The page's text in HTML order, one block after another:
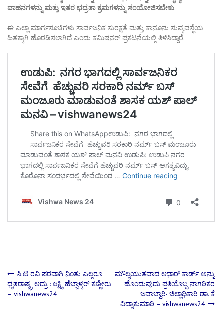
ವಾಹನಗಳನ್ನು ಮತ್ತು ಇತರ ಭದ್ರತಾ ಕ್ರಮಗಳನ್ನು ಸಂಯೋಜಿಸಬೇಕು.
ಈ ಎಲ್ಲಾ ಮಾರ್ಗಸೂಚಿಗಳು ಸಾರ್ವಜನಿಕ ಸುರಕ್ಷತೆ ಮತ್ತು ಕಾನೂನು ಸುವ್ಯವಸ್ಥೆಯ
ಹಿತಕ್ಕಾಗಿ ಹೊರಡಿಸಲಾಗಿದೆ ಎಂದು ಕಮಿಷನರ್ ಪ್ರಕಟನೆಯಲ್ಲಿ ತಿಳಿಸಿದ್ದಾರೆ.
Post
navigation
ಸಿ.ಟಿ ರವಿ ಪರವಾಗಿ ನಿಂತು ಎಲ್ಲರೂ
ಧೃತರಾಷ್ಟ್ರ ಆದ್ರು : ಲಕ್ಷ್ಮಿ ಹೆಬ್ಬಾಳ್ಕರ್‌ ಕಣ್ಣೀರು
– vishwanews24
ಮೌಲ್ಯಯುತವಾದ ಆಧಾರ್ ಕಾರ್ಡ್ ಅನ್ನು
ಹೊಂದುವುದು ಪ್ರತಿಯೊಬ್ಬ ನಾಗರಿಕರ
ಜವಾಬ್ದಾರಿ- ಜಿಲ್ಲಾಧಿಕಾರಿ ಡಾ. ಕೆ
ವಿದ್ಯಾಕುಮಾರಿ – vishwanews24